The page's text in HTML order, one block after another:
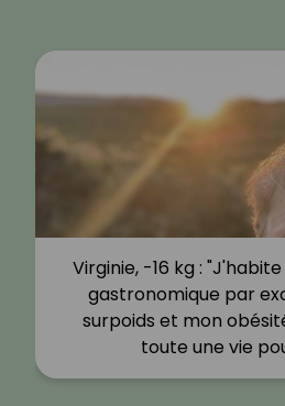
Virginie, -16 kg :
gastronomique par
surpoids et mon
toute une vie